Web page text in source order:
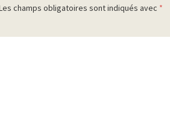
champs obligatoires sont indiqués avec *